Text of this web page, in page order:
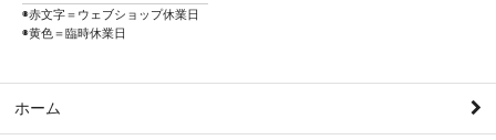
◉赤文字＝ウェブショップ休業日
◉黄色＝臨時休業日
ホーム